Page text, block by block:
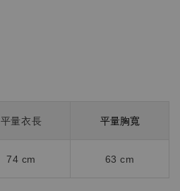
平量衣長 平量胸寬
74 cm 63 cm